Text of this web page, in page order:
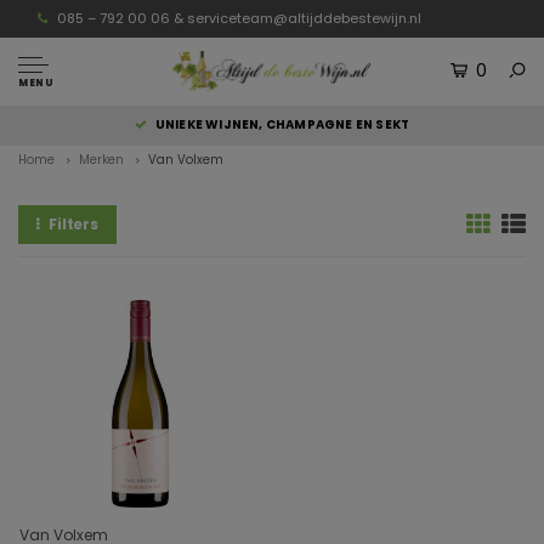
085 – 792 00 06 & serviceteam@altijddebestewijn.nl
MENU
0
UNIEKE WIJNEN, CHAMPAGNE EN SEKT
Home Merken Van Volxem
Filters
Van Volxem